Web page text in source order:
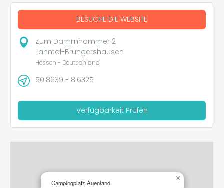
BESUCHE DIE WEBSITE
Zum Dammhammer 2
Lahntal-Brungershausen
Hessen - Deutschland
50.8639 - 8.6325
Verfügbarkeit Prüfen
Campingplatz Auenland
×